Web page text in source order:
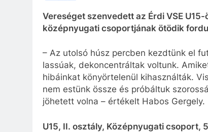
Vereséget szenvedett az Érdi VSE
középnyugati csoportjának ötödik
– Az utolsó húsz percben kezdtünk el
lassúak, dekoncentráltak voltunk.
hibáinkat könyörtelenül kihasználták.
nem estünk össze és próbáltuk
jöhetett volna – értékelt Habos Gergely.
U15, II. osztály, Középnyugati csoport,